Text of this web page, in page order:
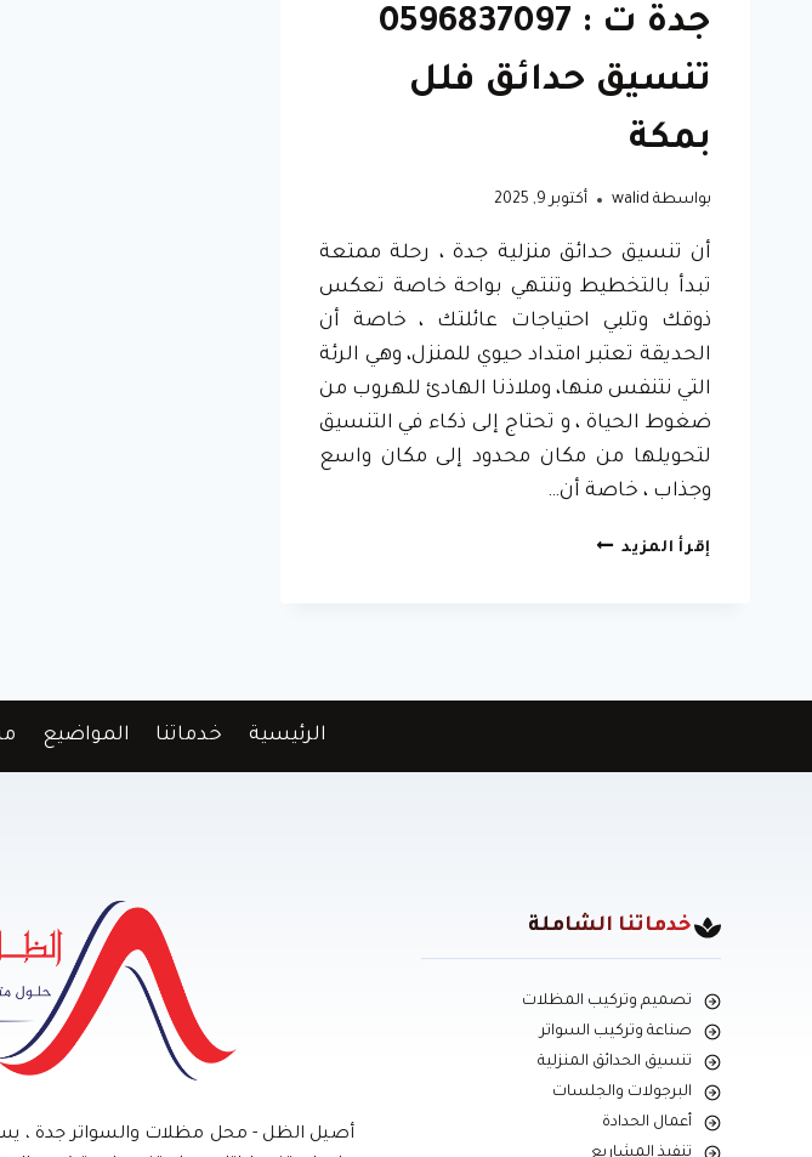
جدة ت : 0596837097
تنسيق حدائق فلل
بمكة
بواسطة walid أكتوبر 9, 2025
أن تنسيق حدائق منزلية جدة ، رحلة ممتعة
تبدأ بالتخطيط وتنتهي بواحة خاصة تعكس
ذوقك وتلبي احتياجات عائلتك ، خاصة أن
الحديقة تعتبر امتداد حيوي للمنزل، وهي الرئة
التي نتنفس منها، وملاذنا الهادئ للهروب من
ضغوط الحياة ، و تحتاج إلى ذكاء في التنسيق
لتحويلها من مكان محدود إلى مكان واسع
وجذاب ، خاصة أن…
إقرأ المزيد تنسيق
الرئيسية خدماتنا المواضيع
خدماتنا الشاملة
تصميم وتركيب المظلات
صناعة وتركيب السواتر
تنسيق الحدائق المنزلية
البرجولات والجلسات
أعمال الحدادة
تنفيذ المشاريع
أصيل الظل - محل مظلات والسواتر جدة ،